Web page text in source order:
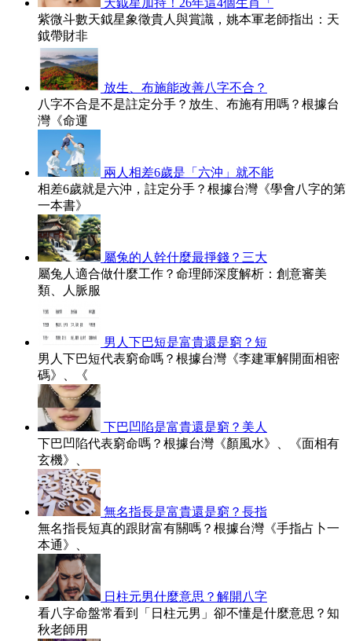
紫微斗數天鉞星象徵貴人與賞識，姚本軍老師指出：天
鉞帶財非
放生、布施能改善八字不合？
八字不合是不是註定分手？放生、布施有用嗎？根據台
灣《命運
兩人相差6歲是「六沖」就不能
相差6歲就是六沖，註定分手？根據台灣《學會八字的第
一本書》
屬兔的人幹什麼最掙錢？三大
屬兔人適合做什麼工作？命理師深度解析：創意審美
類、人脈服
男人下巴短是富貴還是窮？短
男人下巴短代表窮命嗎？根據台灣《李建軍解開面相密
碼》、《
下巴凹陷是富貴還是窮？美人
下巴凹陷代表窮命嗎？根據台灣《顏風水》、《面相有
玄機》、
無名指長是富貴還是窮？長指
無名指長短真的跟財富有關嗎？根據台灣《手指占卜一
本通》、
日柱元男什麼意思？解開八字
看八字命盤常看到「日柱元男」卻不懂是什麼意思？知
秋老師用